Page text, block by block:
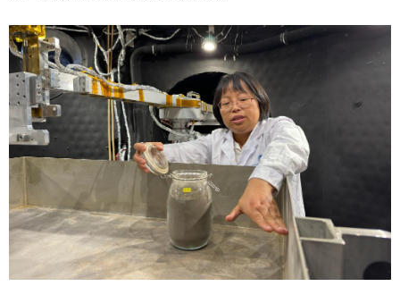
食品 人居 信息化
学术中国 乡村振兴 银龄
旅游 能源
彩票 娱乐 时尚
一带一路 亚太网
文化产业